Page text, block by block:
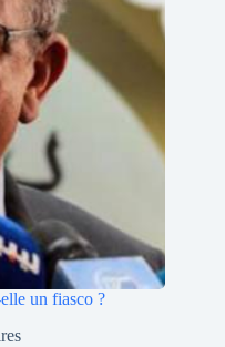
un fiasco ?